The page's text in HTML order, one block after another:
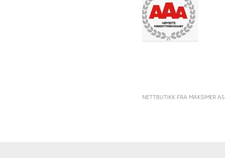
NETTBUTIKK FRA MAKSIMER AS